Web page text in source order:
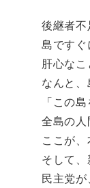
後継者
島です
肝心な
なんと
「この
全島の人
ここが
そして
民主党